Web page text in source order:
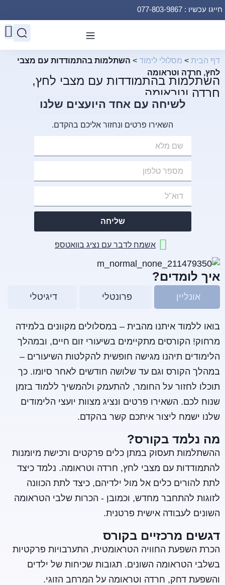
חייגו עכשיו : 077-803-9867
איך לומדים?
אונליין פרונטלי דיגיטלי
בואו ללמוד איתנו מהבית – במסלולים מקוונים בלמידה
מרחוק! הקורסים מתקיימים בשיעורי זום חיים, ובמהלך
הלימודים תיהנו מגישה חופשית להקלטות השיעורים –
במהלך הקורס וגם עד שלושה חודשים לאחר סיומו. כך
תוכלו לחזור על החומר, להתעמק ולהמשיך ללמוד בזמן
שנוח לכם. השאירו פרטים ונציג מצוות יועצי הלימודים
שלנו ישמח ליצור איתכם קשר בהקדם.
מה נלמד בקורס?
ההשתלמות תעסוק במתן כלים פרקטים ורכישת מיומנות
להתמודדות עם מצבי לחץ, חרדה וטראומה. נלמד כיצד
לתת להורים כלים אל מול ילדיהם, כיצד לתת הכוונה
לזוגות להתחבר מחדש, וכמובן - הכרות שלבי הטראומה
השונים לעבודה אישית פרטנית.
דגשים מרכזיים בקורס
הכרת השפעת החוויה הטראומטית, התערבויות פרקטיות
בשלבי הטראומה השונים. תגובות שכיחות של ילדים
והשפעת דחק, חרדה וטראומה על המרחב הזוגי.
דף הבית > מסלולי לימוד > השתלמות בהתמודדות עם מצבי
לחץ, חרדה וטראומה
השתלמות בהתמודדות עם מצבי לחץ,
חרדה וטראומה
לשיחה עם אחד היועצים שלנו
השאירו פרטים ונחזור אליכם בהקדם.
שליחה
אשמח לדבר עם נציג בוואטספ